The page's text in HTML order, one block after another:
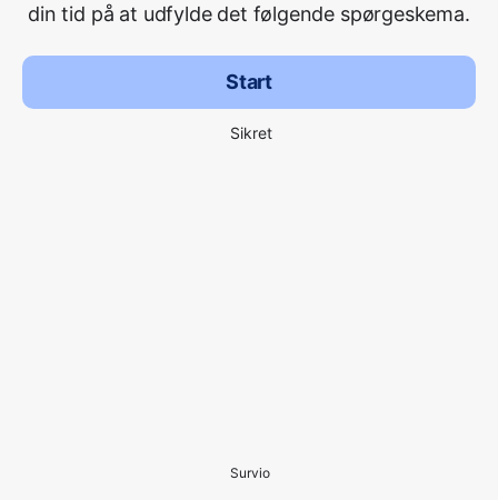
din tid på at udfylde det følgende spørgeskema.
Start
Sikret
Survio